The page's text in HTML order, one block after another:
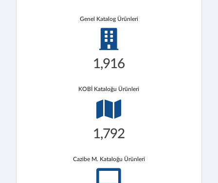
Genel Katalog Ürünleri
1,916
KOBİ Kataloğu Ürünleri
1,792
Cazibe M. Kataloğu Ürünleri